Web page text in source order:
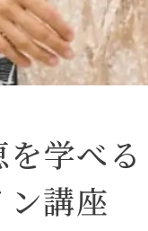
学べる
ン講座